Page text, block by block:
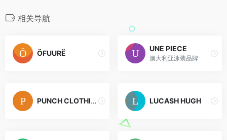
相关导航
ÖFUURË
UNE PIECE
澳大利亚泳装品牌
PUNCH CLOTHING LUCASH HUGH